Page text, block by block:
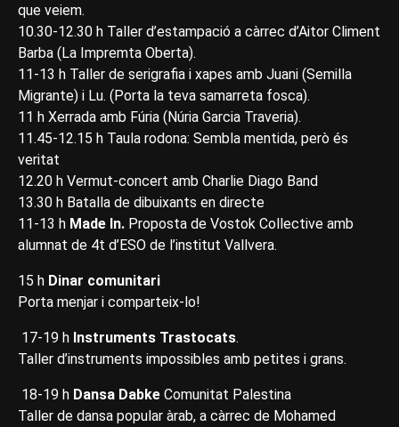
que veiem.
10.30-12.30 h Taller d’estampació a càrrec d’Aitor Climent
Barba (La Impremta Oberta).
11-13 h Taller de serigrafia i xapes amb Juani (Semilla
Migrante) i Lu. (Porta la teva samarreta fosca).
11 h Xerrada amb Fúria (Núria Garcia Traveria).
11.45-12.15 h Taula rodona: Sembla mentida, però és
veritat
12.20 h Vermut-concert amb Charlie Diago Band
13.30 h Batalla de dibuixants en directe
11-13 h Made In. Proposta de Vostok Collective amb
alumnat de 4t d’ESO de l’institut Vallvera.
15 h Dinar comunitari
Porta menjar i comparteix-lo!
17-19 h Instruments Trastocats.
Taller d’instruments impossibles amb petites i grans.
18-19 h Dansa Dabke Comunitat Palestina
Taller de dansa popular àrab, a càrrec de Mohamed